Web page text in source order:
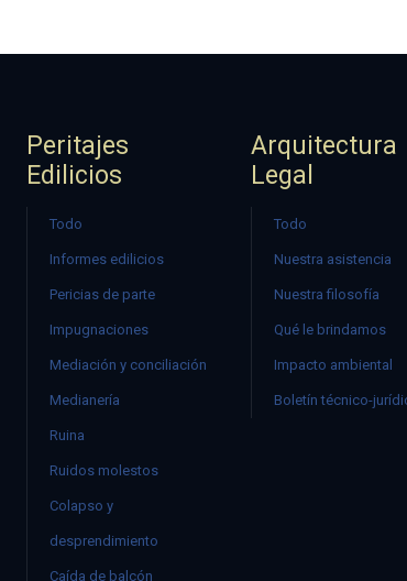
Peritajes
Edilicios
Todo
Informes edilicios
Pericias de parte
Impugnaciones
Mediación y conciliación
Medianería
Ruina
Ruidos molestos
Colapso y
desprendimiento
Caída de balcón
Arquitectura
Legal
Todo
Nuestra asistencia
Nuestra filosofía
Qué le brindamos
Impacto ambiental
Boletín técnico-